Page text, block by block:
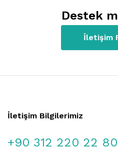
Destek
İletişim
İletişim Bilgilerimiz
+90 312 220 22 80